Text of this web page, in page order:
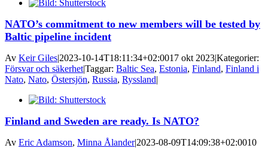
NATO’s commitment to new members will be tested by
Baltic pipeline incident
Av Keir Giles|2023-10-14T18:11:34+02:0017 okt 2023|Kategorier:
Försvar och säkerhet|Taggar: Baltic Sea, Estonia, Finland, Finland i
Nato, Nato, Östersjön, Russia, Ryssland|
Finland and Sweden are ready. Is NATO?
Av Eric Adamson, Minna Ålander|2023-08-09T14:09:38+02:0010